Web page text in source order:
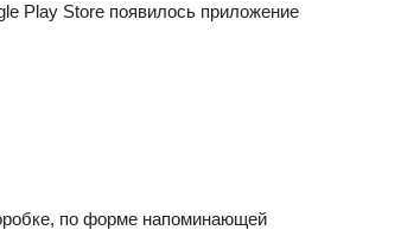
Play Store появилось приложение
по форме напоминающей